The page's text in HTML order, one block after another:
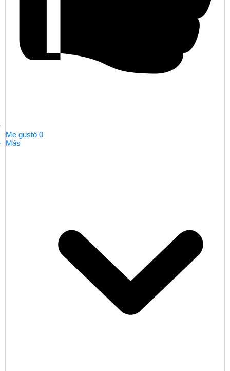
Me gustó 0
Más